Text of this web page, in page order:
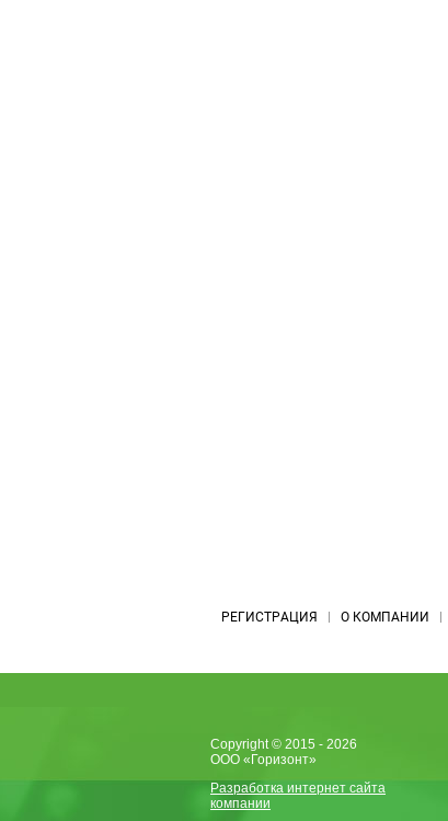
РЕГИСТРАЦИЯ О КОМПАНИИ
Copyright © 2015 - 2026
ООО «Горизонт»
Разработка интернет сайта
компании